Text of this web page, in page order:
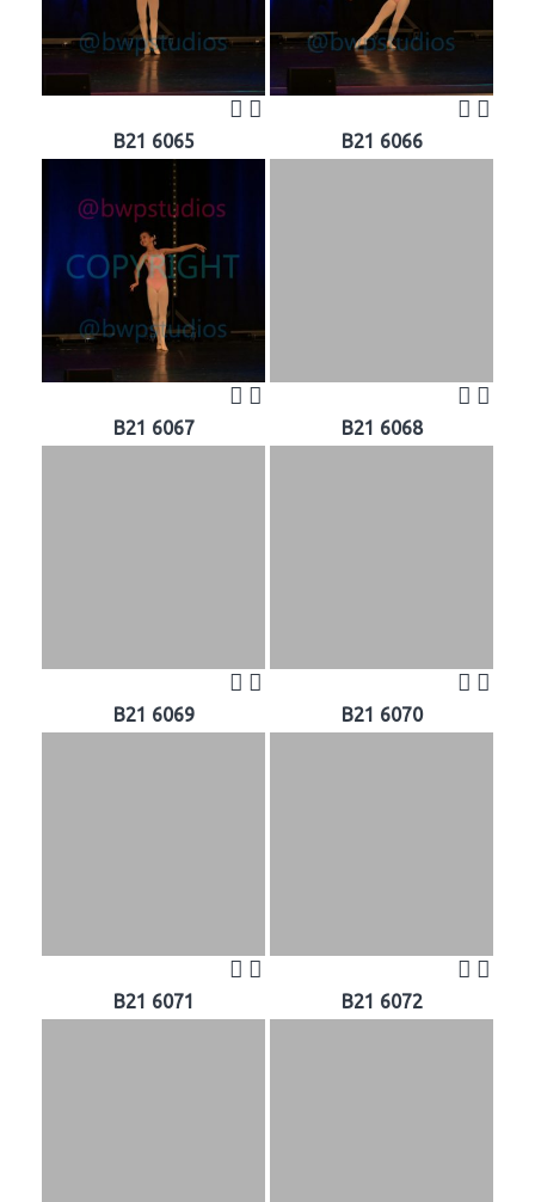
B21 6065 B21 6066
B21 6067 B21 6068
B21 6069 B21 6070
B21 6071 B21 6072